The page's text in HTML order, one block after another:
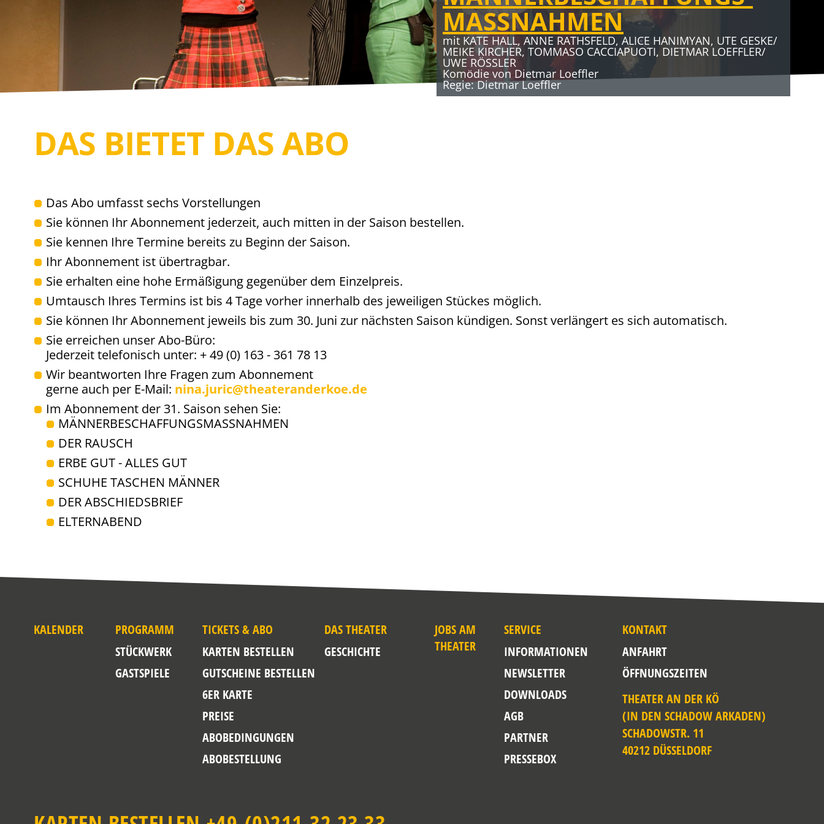
MASSNAHMEN
mit KATE HALL, ANNE RATHSFELD, ALICE HANIMYAN, UTE GESKE/
MEIKE KIRCHER, TOMMASO CACCIAPUOTI, DIETMAR LOEFFLER/
UWE RÖSSLER
Komödie von Dietmar Loeffler
Regie: Dietmar Loeffler
DAS BIETET DAS ABO
Das Abo umfasst sechs Vorstellungen
Sie können Ihr Abonnement jederzeit, auch mitten in der Saison bestellen.
Sie kennen Ihre Termine bereits zu Beginn der Saison.
Ihr Abonnement ist übertragbar.
Sie erhalten eine hohe Ermäßigung gegenüber dem Einzelpreis.
Umtausch Ihres Termins ist bis 4 Tage vorher innerhalb des jeweiligen Stückes möglich.
Sie können Ihr Abonnement jeweils bis zum 30. Juni zur nächsten Saison kündigen. Sonst verlängert es sich automatisch.
Sie erreichen unser Abo-Büro:
Jederzeit telefonisch unter: + 49 (0) 163 - 361 78 13
Wir beantworten Ihre Fragen zum Abonnement
gerne auch per E-Mail: nina.juric@theateranderkoe.de
Im Abonnement der 31. Saison sehen Sie:
MÄNNERBESCHAFFUNGSMASSNAHMEN
DER RAUSCH
ERBE GUT - ALLES GUT
SCHUHE TASCHEN MÄNNER
DER ABSCHIEDSBRIEF
ELTERNABEND
KALENDER
PROGRAMM
STÜCKWERK
GASTSPIELE
TICKETS & ABO
KARTEN BESTELLEN
GUTSCHEINE BESTELLEN
6ER KARTE
PREISE
ABOBEDINGUNGEN
ABOBESTELLUNG
DAS THEATER
GESCHICHTE
JOBS AM
THEATER
SERVICE
INFORMATIONEN
NEWSLETTER
DOWNLOADS
AGB
PARTNER
PRESSEBOX
KONTAKT
ANFAHRT
ÖFFNUNGSZEITEN
THEATER AN DER KÖ
(IN DEN SCHADOW ARKADEN)
SCHADOWSTR. 11
40212 DÜSSELDORF